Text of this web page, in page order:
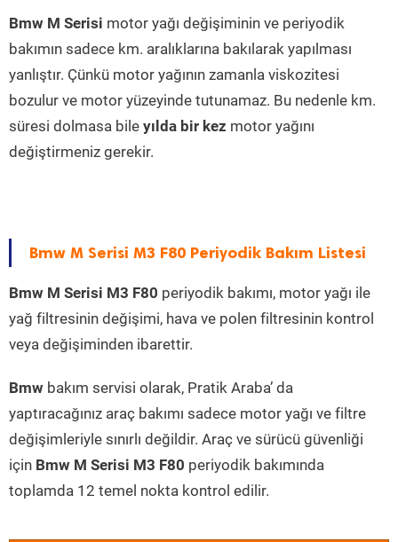
Bmw M Serisi motor yağı değişiminin ve periyodik
bakımın sadece km. aralıklarına bakılarak yapılması
yanlıştır. Çünkü motor yağının zamanla viskozitesi
bozulur ve motor yüzeyinde tutunamaz. Bu nedenle km.
süresi dolmasa bile yılda bir kez motor yağını
değiştirmeniz gerekir.
Bmw M Serisi M3 F80 Periyodik Bakım Listesi
Bmw M Serisi M3 F80 periyodik bakımı, motor yağı ile
yağ filtresinin değişimi, hava ve polen filtresinin kontrol
veya değişiminden ibarettir.
Bmw bakım servisi olarak, Pratik Araba’ da
yaptıracağınız araç bakımı sadece motor yağı ve filtre
değişimleriyle sınırlı değildir. Araç ve sürücü güvenliği
için Bmw M Serisi M3 F80 periyodik bakımında
toplamda 12 temel nokta kontrol edilir.